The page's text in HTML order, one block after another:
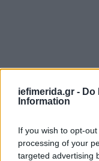
iefimerida.gr - Do
Information
If you wish to opt-
processing of your
targeted advertising